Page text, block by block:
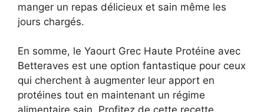
manger un repas délicieux et sain même les
jours chargés.
En somme, le Yaourt Grec Haute Protéine avec
Betteraves est une option fantastique pour ceux
qui cherchent à augmenter leur apport en
protéines tout en maintenant un régime